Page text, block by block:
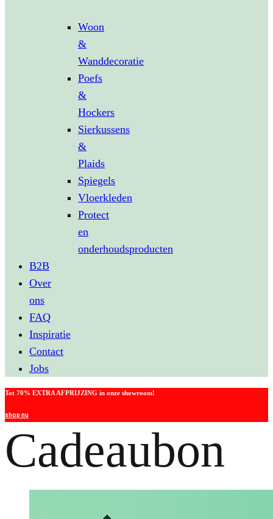
Woon
&
Wanddecoratie
Poefs
&
Hockers
Sierkussens
&
Plaids
Spiegels
Vloerkleden
Protect
en
onderhoudsproducten
B2B
Over
ons
FAQ
Inspiratie
Contact
Jobs
Tot 70% EXTRA AFPRIJZING in onze showroom!
shop nu
Cadeaubon